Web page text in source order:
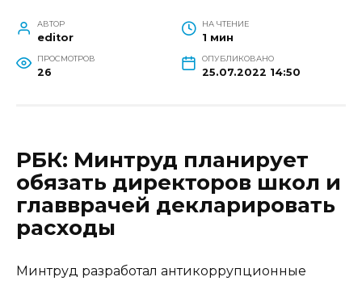
АВТОР
editor
НА ЧТЕНИЕ
1 мин
ПРОСМОТРОВ
26
ОПУБЛИКОВАНО
25.07.2022 14:50
РБК: Минтруд планирует
обязать директоров школ и
главврачей декларировать
расходы
Минтруд разработал антикоррупционные